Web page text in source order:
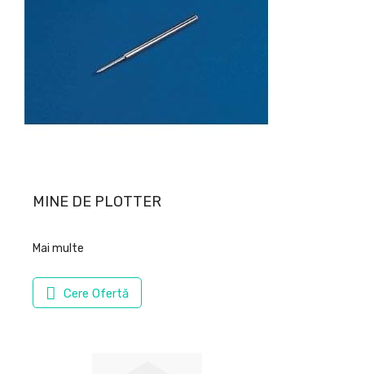
MINE DE PLOTTER
Mai multe
Cere Ofertă